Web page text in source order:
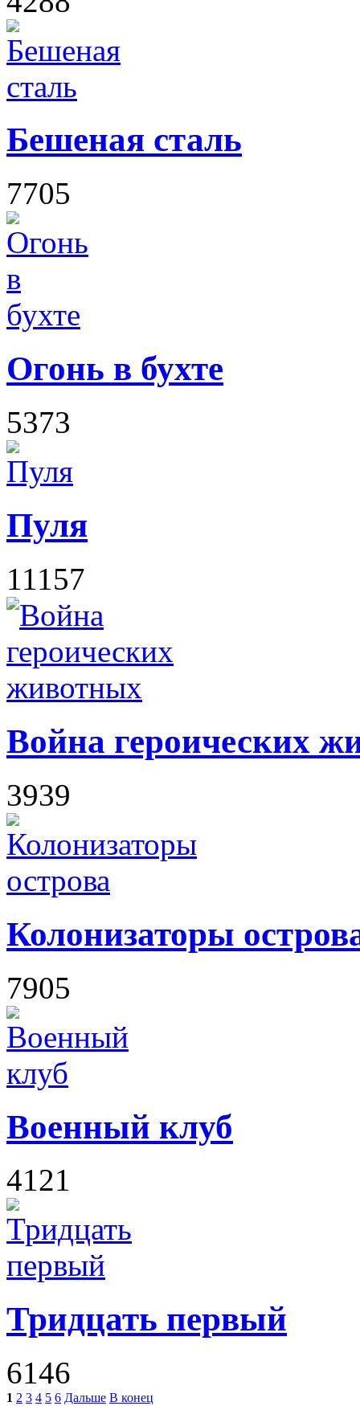
Бешеная сталь
7705
Огонь в бухте
5373
Пуля
11157
Война героических
3939
Колонизаторы
7905
Военный клуб
4121
Тридцать первый
6146
1 2 3 4 5 6 Дальше В конец